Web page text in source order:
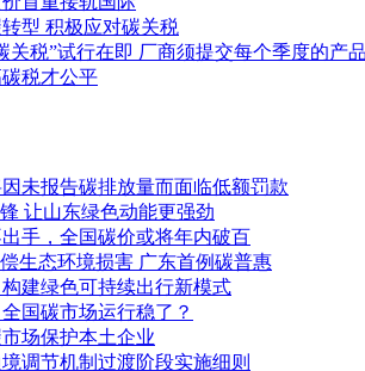
型 积极应对碳关税
关税”试行在即 厂商须提交每个季度的产
税才公平
未报告碳排放量而面临低额罚款
让山东绿色动能更强劲
手，全国碳价或将年内破百
生态环境损害 广东首例碳普惠
建绿色可持续出行新模式
国碳市场运行稳了？
场保护本土企业
调节机制过渡阶段实施细则